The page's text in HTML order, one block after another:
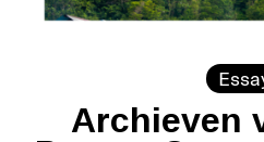
Archieven